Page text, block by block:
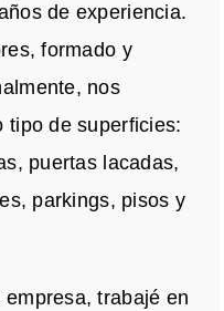
de experiencia.
formado y
nos
tipo de superficies:
puertas lacadas,
parkings, pisos y
trabajé en